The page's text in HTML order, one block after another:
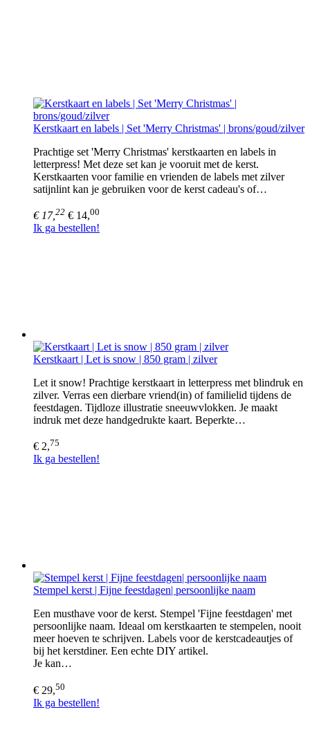
Kerstkaart en labels | Set 'Merry Christmas' | brons/goud/zilver
Prachtige set 'Merry Christmas' kerstkaarten en labels in
letterpress! Met deze set kan je vooruit met de kerst.
Kerstkaarten voor familie en vrienden de labels met zilver
satijnlint kan je gebruiken voor de kerst cadeau's of…
€ 17, 22 € 14,00
Ik ga bestellen!
Kerstkaart | Let is snow | 850 gram | zilver
Let it snow! Prachtige kerstkaart in letterpress met blindruk en
zilver. Verras een dierbare vriend(in) of familielid tijdens de
feestdagen. Tijdloze illustratie sneeuwvlokken. Je maakt
indruk met deze handgedrukte kaart. Beperkte…
€ 2,75
Ik ga bestellen!
Stempel kerst | Fijne feestdagen| persoonlijke naam
Een musthave voor de kerst. Stempel 'Fijne feestdagen' met
persoonlijke naam. Ideaal om kerstkaarten te stempelen, nooit
meer hoeven te schrijven. Labels voor de kerstcadeautjes of
bij het kerstdiner. Een echte DIY artikel.
Je kan…
€ 29,50
Ik ga bestellen!